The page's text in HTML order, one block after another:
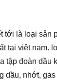
tới là loại sản
tại việt nam.
tập đoàn dầu
dầu, nhớt,